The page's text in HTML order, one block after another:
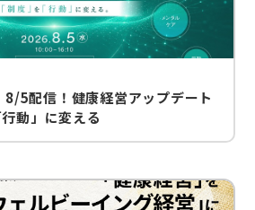
8/5配信！健康経営アップデート
動」に変える